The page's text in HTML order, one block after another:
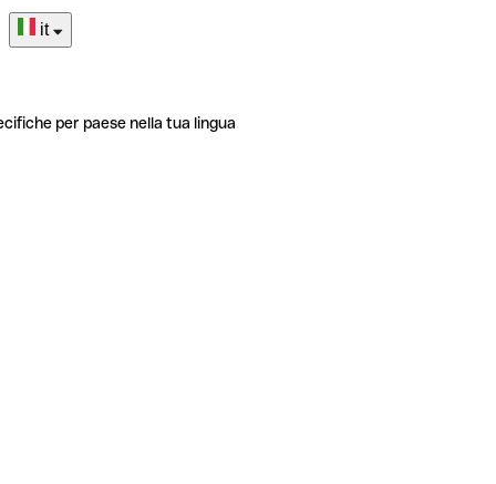
it
per paese nella tua lingua